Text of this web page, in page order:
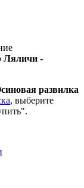
Ляличи -
развилка
, выберите